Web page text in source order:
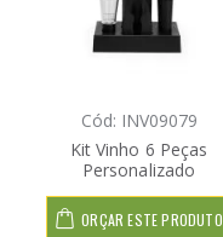
Cód: INV09079
Kit Vinho 6 Peças
Personalizado
ORÇAR ESTE PRODUTO